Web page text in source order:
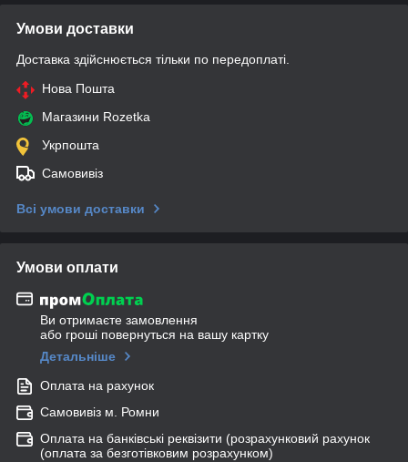
Умови доставки
Доставка здійснюється тільки по передоплаті.
Нова Пошта
Магазини Rozetka
Укрпошта
Самовивіз
Всі умови доставки
Умови оплати
Ви отримаєте замовлення
або гроші повернуться на вашу картку
Детальніше
Оплата на рахунок
Самовивіз м. Ромни
Оплата на банківські реквізити (розрахунковий рахунок
(оплата за безготівковим розрахунком)